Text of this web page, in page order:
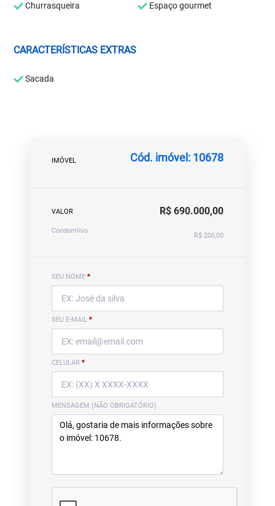
Churrasqueira Espaço gourmet
CARACTERÍSTICAS EXTRAS
Sacada
IMÓVEL Cód. imóvel: 10678
VALOR R$ 690.000,00
Condomínio
R$ 200,00
SEU NOME *
SEU E-MAIL *
CELULAR *
MENSAGEM (NÃO OBRIGATÓRIO)